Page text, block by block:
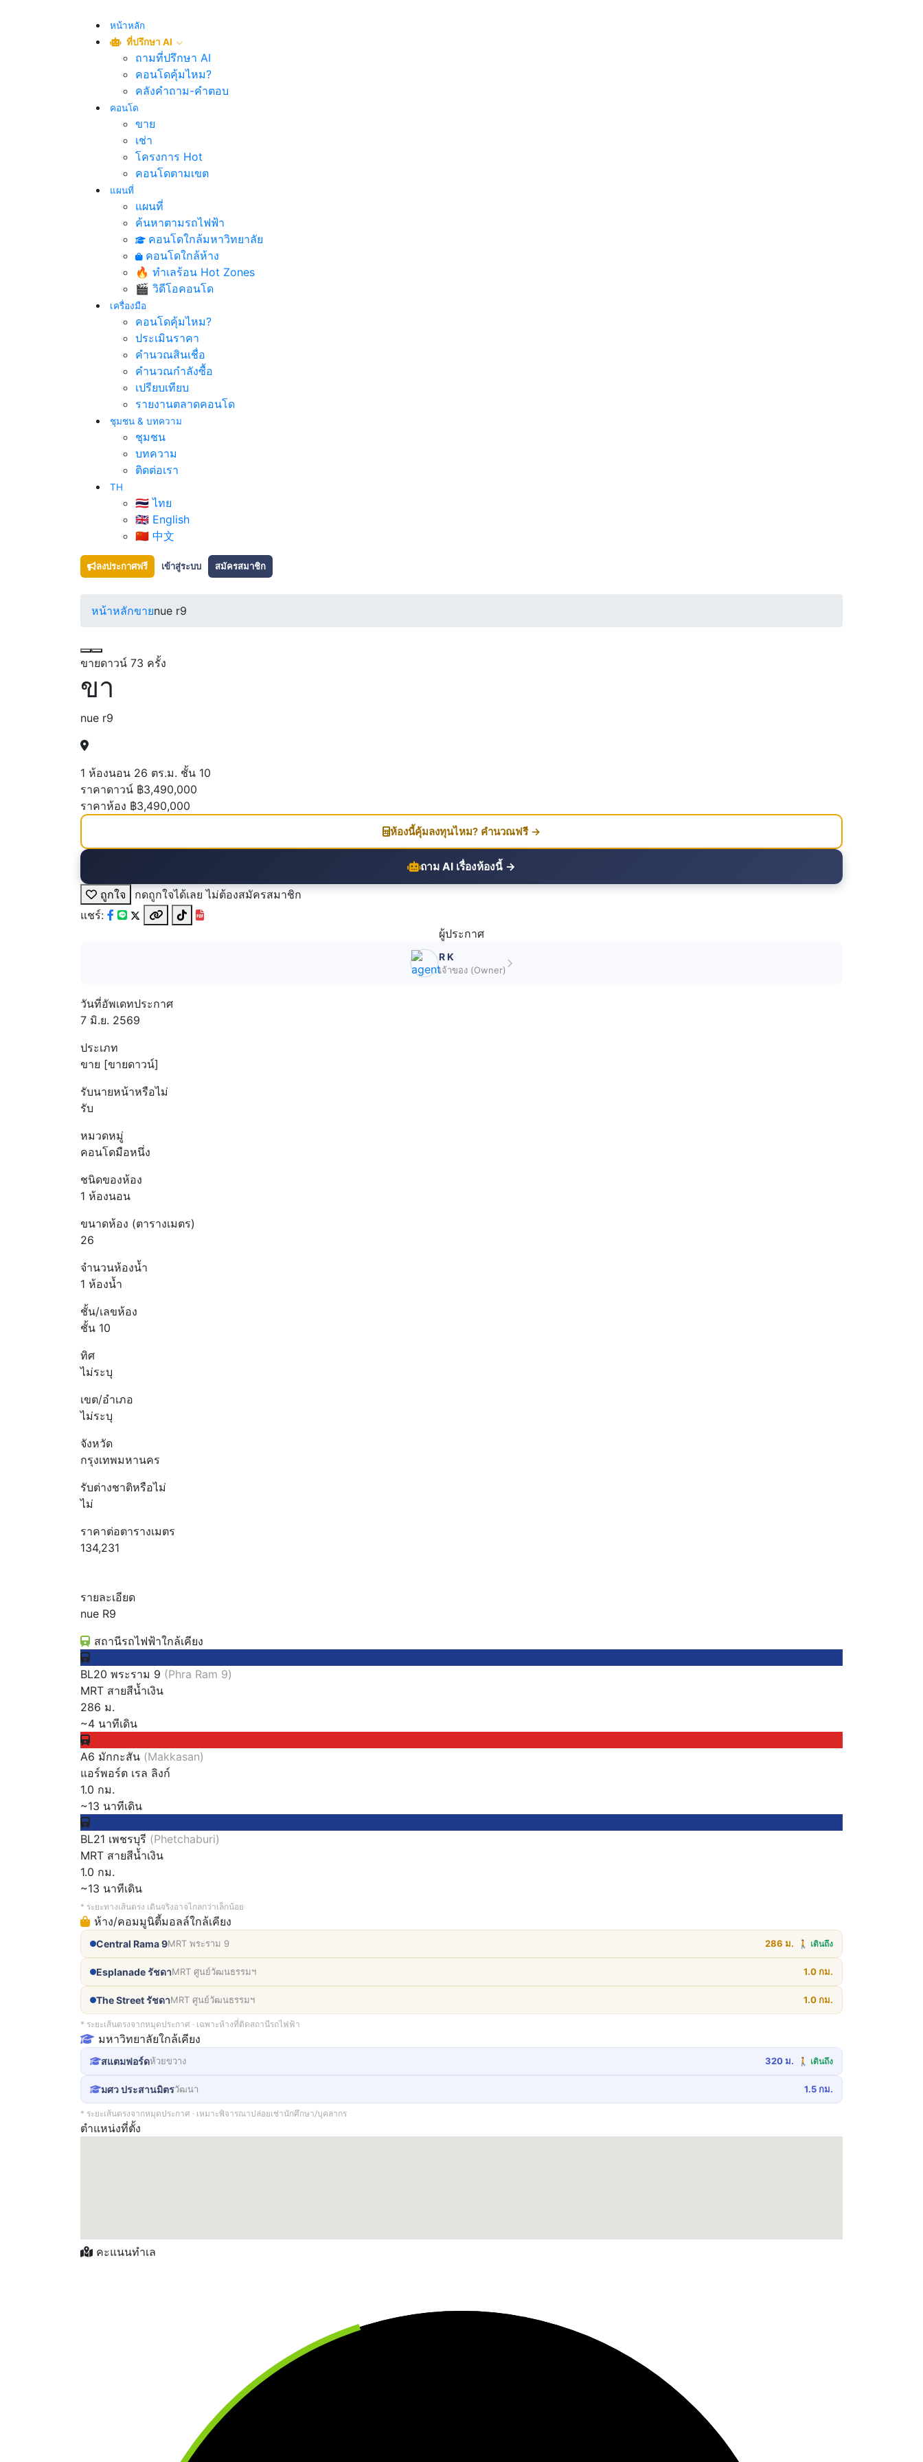
หน้าหลัก
ที่ปรึกษา AI
ถามที่ปรึกษา AI
คอนโดคุ้มไหม?
คลังคำถาม-คำตอบ
คอนโด
ขาย
เช่า
โครงการ Hot
คอนโดตามเขต
แผนที่
แผนที่
ค้นหาตามรถไฟฟ้า
คอนโดใกล้มหาวิทยาลัย
คอนโดใกล้ห้าง
🔥 ทำเลร้อน Hot Zones
🎬 วิดีโอคอนโด
เครื่องมือ
คอนโดคุ้มไหม?
ประเมินราคา
คำนวณสินเชื่อ
คำนวณกำลังซื้อ
เปรียบเทียบ
รายงานตลาดคอนโด
ชุมชน & บทความ
ชุมชน
บทความ
ติดต่อเรา
TH
🇹🇭 ไทย
🇬🇧 English
🇨🇳 中文
ลงประกาศฟรี เข้าสู่ระบบ สมัครสมาชิก
หน้าหลักขายnue r9
ขายดาวน์ 73 ครั้ง
ขา
nue r9
1 ห้องนอน 26 ตร.ม. ชั้น 10
ราคาดาวน์ ฿3,490,000
ราคาห้อง ฿3,490,000
ห้องนี้คุ้มลงทุนไหม? คำนวณฟรี →
ถาม AI เรื่องห้องนี้ →
ถูกใจ
กดถูกใจได้เลย ไม่ต้องสมัครสมาชิก
แชร์:
ผู้ประกาศ
R K
เจ้าของ (Owner)
วันที่อัพเดทประกาศ
7 มิ.ย. 2569
ประเภท
ขาย [ขายดาวน์]
รับนายหน้าหรือไม่
รับ
หมวดหมู่
คอนโดมือหนึ่ง
ชนิดของห้อง
1 ห้องนอน
ขนาดห้อง (ตารางเมตร)
26
จำนวนห้องน้ำ
1 ห้องน้ำ
ชั้น/เลขห้อง
ชั้น 10
ทิศ
ไม่ระบุ
เขต/อำเภอ
ไม่ระบุ
จังหวัด
กรุงเทพมหานคร
รับต่างชาติหรือไม่
ไม่
ราคาต่อตารางเมตร
134,231
รายละเอียด
nue R9
สถานีรถไฟฟ้าใกล้เคียง
BL20 พระราม 9 (Phra Ram 9)
MRT สายสีน้ำเงิน
286 ม.
~4 นาทีเดิน
A6 มักกะสัน (Makkasan)
แอร์พอร์ต เรล ลิงก์
1.0 กม.
~13 นาทีเดิน
BL21 เพชรบุรี (Phetchaburi)
MRT สายสีน้ำเงิน
1.0 กม.
~13 นาทีเดิน
* ระยะทางเส้นตรง เดินจริงอาจไกลกว่าเล็กน้อย
ห้าง/คอมมูนิตี้มอลล์ใกล้เคียง
Central Rama 9MRT พระราม 9 286 ม. 🚶 เดินถึง
Esplanade รัชดาMRT ศูนย์วัฒนธรรมฯ 1.0 กม.
The Street รัชดาMRT ศูนย์วัฒนธรรมฯ 1.0 กม.
* ระยะเส้นตรงจากหมุดประกาศ · เฉพาะห้างที่ติดสถานีรถไฟฟ้า
มหาวิทยาลัยใกล้เคียง
สแตมฟอร์ดห้วยขวาง 320 ม. 🚶 เดินถึง
มศว ประสานมิตรวัฒนา 1.5 กม.
* ระยะเส้นตรงจากหมุดประกาศ · เหมาะพิจารณาปล่อยเช่านักศึกษา/บุคลากร
ตำแหน่งที่ตั้ง
คะแนนทำเล